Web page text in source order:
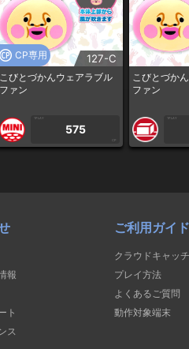
CP専用 127-C
こびとづかんウェアラブル
ファン
1PLAY
575
CP
こびとづか
ファン
1PLAY
報
ト
ス
ご利用ガイド
クラウドキャッ
プレイ方法
よくあるご質問
動作対象端末